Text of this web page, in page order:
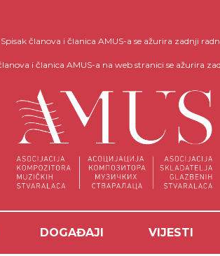
članova i članica AMUS-a se ažurira zadnji
i članica AMUS-a na web stranici se ažurira
DOGAĐAJI VIJESTI